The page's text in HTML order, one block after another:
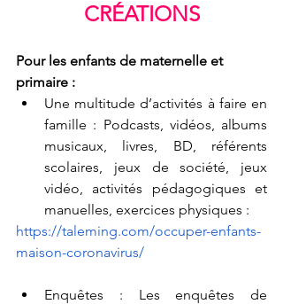
CRÉATIONS
Pour les enfants de maternelle et
primaire :
Une multitude d’activités à faire en
famille : Podcasts, vidéos, albums
musicaux, livres, BD, référents
scolaires, jeux de société, jeux
vidéo, activités pédagogiques et
manuelles, exercices physiques :
https://taleming.com/occuper-enfants-
maison-coronavirus/
Enquêtes : Les enquêtes de